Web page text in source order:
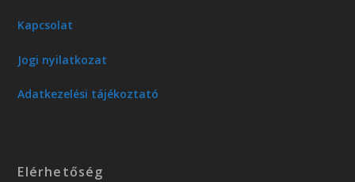
Kapcsolat
Jogi nyilatkozat
Adatkezelési tájékoztató
Elérhetőség